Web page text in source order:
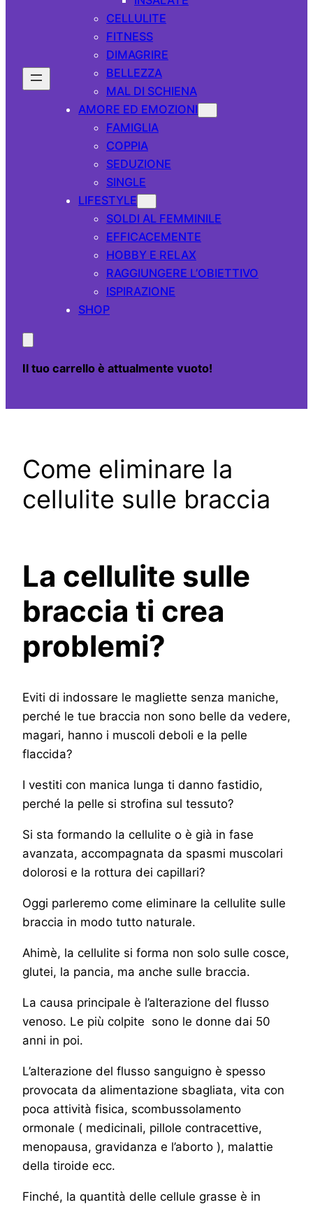
CELLULITE
FITNESS
DIMAGRIRE
BELLEZZA
MAL DI SCHIENA
AMORE ED EMOZIONI
FAMIGLIA
COPPIA
SEDUZIONE
SINGLE
LIFESTYLE
SOLDI AL FEMMINILE
EFFICACEMENTE
HOBBY E RELAX
RAGGIUNGERE L’OBIETTIVO
ISPIRAZIONE
SHOP
Il tuo carrello è attualmente vuoto!
Come eliminare la
cellulite sulle braccia
La cellulite sulle
braccia ti crea
problemi?
Eviti di indossare le magliette senza maniche,
perché le tue braccia non sono belle da vedere,
magari, hanno i muscoli deboli e la pelle
flaccida?
I vestiti con manica lunga ti danno fastidio,
perché la pelle si strofina sul tessuto?
Si sta formando la cellulite o è già in fase
avanzata, accompagnata da spasmi muscolari
dolorosi e la rottura dei capillari?
Oggi parleremo come eliminare la cellulite sulle
braccia in modo tutto naturale.
Ahimè, la cellulite si forma non solo sulle cosce,
glutei, la pancia, ma anche sulle braccia.
La causa principale è l’alterazione del flusso
venoso. Le più colpite sono le donne dai 50
anni in poi.
L’alterazione del flusso sanguigno è spesso
provocata da alimentazione sbagliata, vita con
poca attività fisica, scombussolamento
ormonale ( medicinali, pillole contracettive,
menopausa, gravidanza e l’aborto ), malattie
della tiroide ecc.
Finché, la quantità delle cellule grasse è in